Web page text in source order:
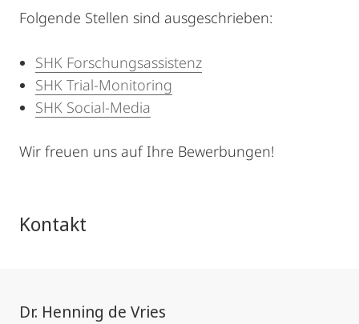
Folgende Stellen sind ausgeschrieben:
SHK Forschungsassistenz
SHK Trial-Monitoring
SHK Social-Media
Wir freuen uns auf Ihre Bewerbungen!
Kontakt
Dr. Henning de Vries